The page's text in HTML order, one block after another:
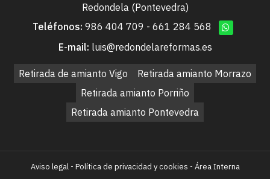
Redondela (Pontevedra)
Teléfonos: 986 404 709 - 661 284 568
E-mail: luis@redondelareformas.es
Retirada de amianto Vigo
Retirada amianto Morrazo
Retirada amianto Porriño
Retirada amianto Pontevedra
Aviso legal- Política de privacidad y cookies - Área Interna